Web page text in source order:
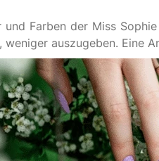
Farben der Miss